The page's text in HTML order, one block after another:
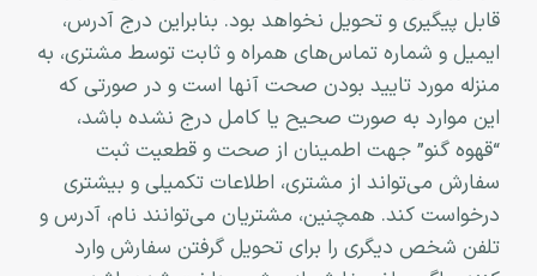
قابل پیگیری و تحویل نخواهد بود. بنابراین درج آدرس،
ایمیل و شماره تماس‌های همراه و ثابت توسط مشتری، به
منزله مورد تایید بودن صحت آنها است و در صورتی که
این موارد به صورت صحیح یا کامل درج نشده باشد،
“قهوه گنو” جهت اطمینان از صحت و قطعیت ثبت
سفارش می‌تواند از مشتری، اطلاعات تکمیلی و بیشتری
درخواست کند. همچنین، مشتریان می‌توانند نام، آدرس و
تلفن شخص دیگری را برای تحویل گرفتن سفارش وارد